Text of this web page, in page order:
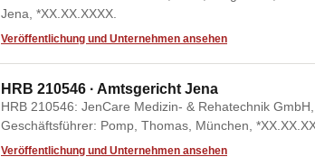
Jena, *XX.XX.XXXX.
Veröffentlichung und Unternehmen ansehen
HRB 210546 · Amtsgericht Jena
HRB 210546: JenCare Medizin- & Rehatechnik
Geschäftsführer: Pomp, Thomas, München,
Veröffentlichung und Unternehmen ansehen